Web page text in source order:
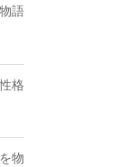
語
格
物